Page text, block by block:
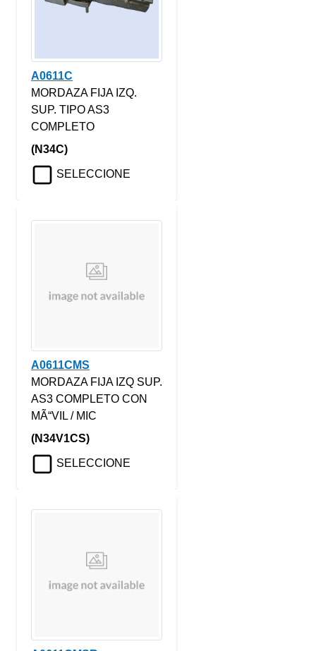
A0611C
MORDAZA FIJA IZQ.
SUP. TIPO AS3
COMPLETO
(N34C)
SELECCIONE
A0611CMS
MORDAZA FIJA IZQ SUP.
AS3 COMPLETO CON
MÃ“VIL / MIC
(N34V1CS)
SELECCIONE